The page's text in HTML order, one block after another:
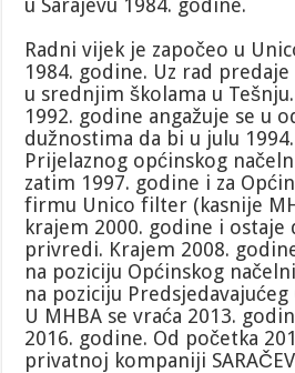
u Sarajevu 1984. godine.
Radni vijek je započeo u
1984. godine. Uz rad
u srednjim školama u
1992. godine angažuje se u
dužnostima da bi u julu
Prijelaznog općinskog
zatim 1997. godine i za
firmu Unico filter (kasnije
krajem 2000. godine i ostaje
privredi. Krajem 2008.
na poziciju Općinskog
na poziciju
U MHBA se vraća 2013.
2016. godine. Od početka
privatnoj kompaniji